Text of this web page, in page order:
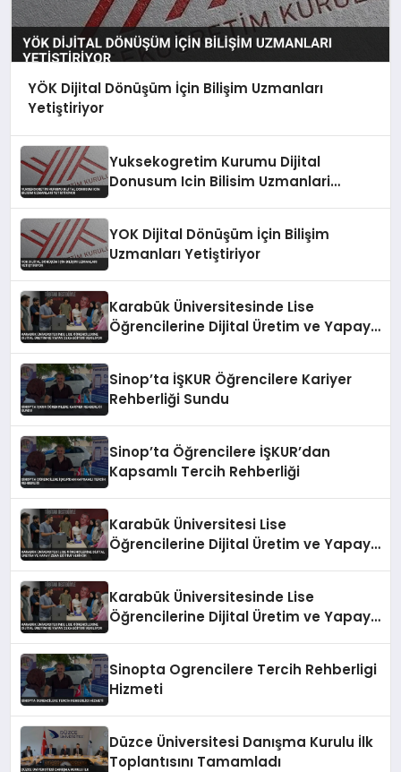
YÖK Dijital Dönüşüm İçin Bilişim Uzmanları
Yetiştiriyor
Yuksekogretim Kurumu Dijital
Donusum Icin Bilisim Uzmanlari
YOK Dijital Dönüşüm İçin Bilişim
Uzmanları Yetiştiriyor
Karabük Üniversitesinde Lise
Öğrencilerine Dijital Üretim ve Yapay
Sinop’ta İŞKUR Öğrencilere Kariyer
Rehberliği Sundu
Sinop’ta Öğrencilere İŞKUR’dan
Kapsamlı Tercih Rehberliği
Karabük Üniversitesi Lise
Öğrencilerine Dijital Üretim ve Yapay
Karabük Üniversitesinde Lise
Öğrencilerine Dijital Üretim ve Yapay
Sinopta Ogrencilere Tercih Rehberligi
Hizmeti
Düzce Üniversitesi Danışma Kurulu İlk
Toplantısını Tamamladı